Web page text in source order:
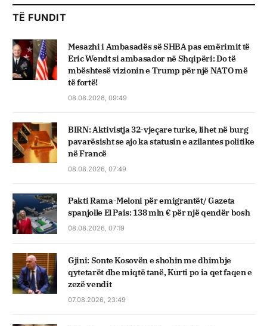
TË FUNDIT
Mesazhi i Ambasadës së SHBA pas emërimit të
Eric Wendt si ambasador në Shqipëri: Do të
mbështesë vizionin e Trump për një NATO më
të fortë!
08.08.2026, 09:49
BIRN: Aktivistja 32-vjeçare turke, lihet në burg
pavarësisht se ajo ka statusin e azilantes politike
në Francë
08.08.2026, 07:49
Pakti Rama-Meloni për emigrantët/ Gazeta
spanjolle El Pais: 138 mln € për një qendër bosh
08.08.2026, 07:19
Gjini: Sonte Kosovën e shohin me dhimbje
qytetarët dhe miqtë tanë, Kurti po ia qet faqen e
zezë vendit
07.08.2026, 23:49